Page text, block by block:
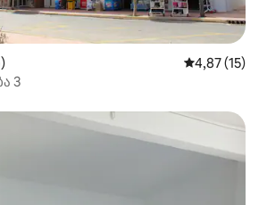
საშუალო
4,87 (15)
3